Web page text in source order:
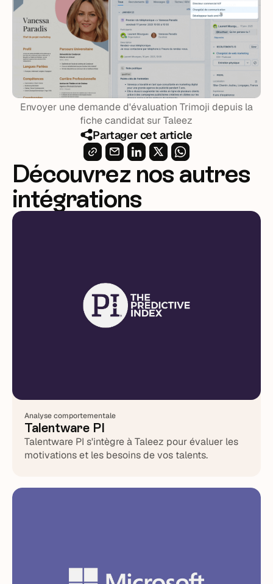
Partager cet article
Envoyer une demande d'évaluation Trimoji depuis la
fiche candidat sur Taleez
Découvrez nos autres
intégrations
Analyse comportementale
Talentware PI
Talentware PI s'intègre à Taleez pour évaluer les
motivations et les besoins de vos talents.